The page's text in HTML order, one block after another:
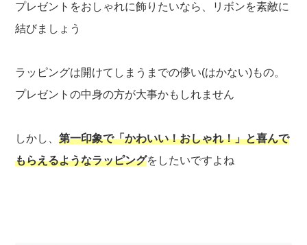
プレゼントをおしゃれに飾りたいなら、リボンを素敵に
結びましょう
ラッピングは開けてしまうまでの儚い(はかない)もの。
プレゼントの中身の方が大事かもしれません
しかし、第一印象で「かわいい！おしゃれ！」と喜んで
もらえるようなラッピングをしたいですよね